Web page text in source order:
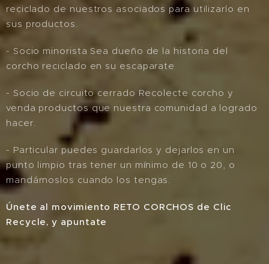
reciclado de nuestros asociados para utilizarlo en
sus productos.
- Socio minorista Sea dueño de la historia del
corcho reciclado en su escaparate
- Socio de circuito cerrado Recolecte corcho y
venda productos que nuestra comunidad a logrado
hacer.
- Particular puedes guardarlos y dejarlos en un
punto limpio tras tener un mínimo de 10 o 20, o
mandárnoslos cuando los tengas.
Únete al movimiento RETO CORCHOS de Clic
Recycle, y apuntate